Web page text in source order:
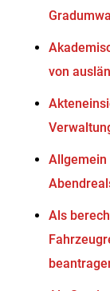
von
Allgemein
Als